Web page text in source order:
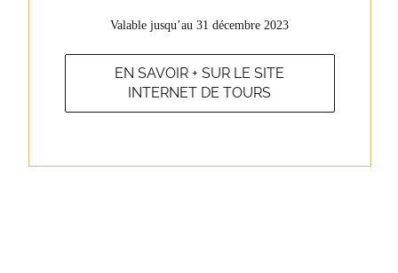
Valable jusqu’au 31 décembre 2023
EN SAVOIR + SUR LE SITE
INTERNET DE TOURS